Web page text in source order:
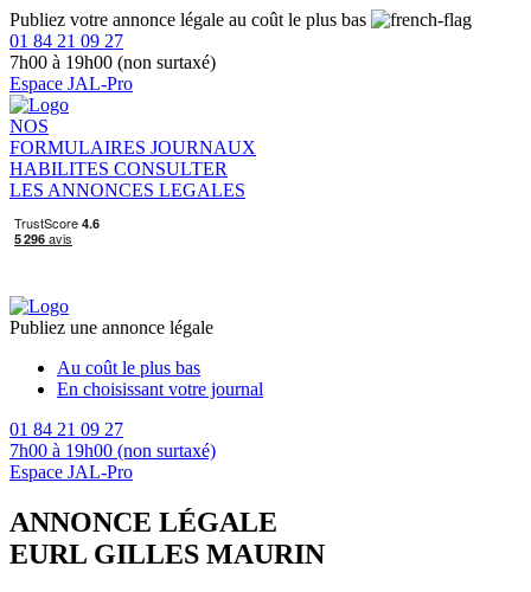
Publiez votre annonce légale au coût le plus bas
01 84 21 09 27
7h00 à 19h00 (non surtaxé)
Espace JAL-Pro
NOS
FORMULAIRES JOURNAUX
HABILITES CONSULTER
LES ANNONCES LEGALES
Publiez une annonce légale
Au coût le plus bas
En choisissant votre journal
01 84 21 09 27
7h00 à 19h00 (non surtaxé)
Espace JAL-Pro
ANNONCE LÉGALE
EURL GILLES MAURIN